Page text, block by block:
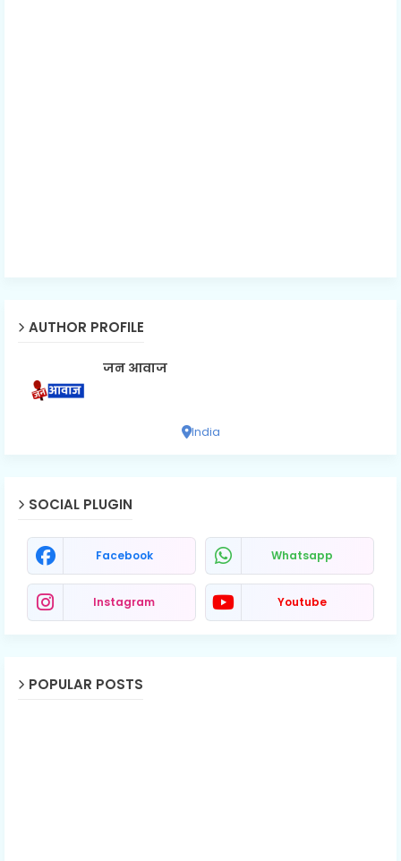
AUTHOR PROFILE
जन आवाज
India
SOCIAL PLUGIN
Facebook Whatsapp
Instagram Youtube
POPULAR POSTS